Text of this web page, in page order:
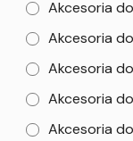
Akcesoria
Akcesoria
Akcesoria
Akcesoria
Akcesoria